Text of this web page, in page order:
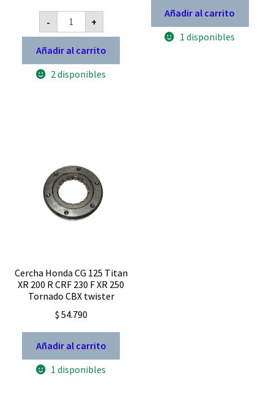
-
Piñon
ataque
moto
Honda
CG
125
+
Añadir al carrito
2 disponibles
Añadir al carrito
1 disponibles
Cercha Honda CG 125 Titan
XR 200 R CRF 230 F XR 250
Tornado CBX twister
$ 54.790
Añadir al carrito
1 disponibles